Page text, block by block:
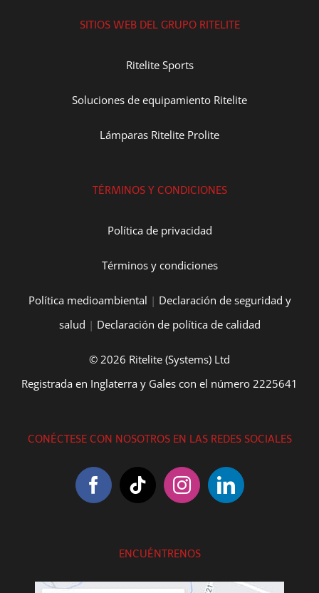
SITIOS WEB DEL GRUPO RITELITE
Ritelite Sports
Soluciones de equipamiento Ritelite
Lámparas Ritelite Prolite
TÉRMINOS Y CONDICIONES
Política de privacidad
Términos y condiciones
Política medioambiental | Declaración de seguridad y
salud | Declaración de política de calidad
© 2026 Ritelite (Systems) Ltd
Registrada en Inglaterra y Gales con el número 2225641
CONÉCTESE CON NOSOTROS EN LAS REDES SOCIALES
ENCUÉNTRENOS